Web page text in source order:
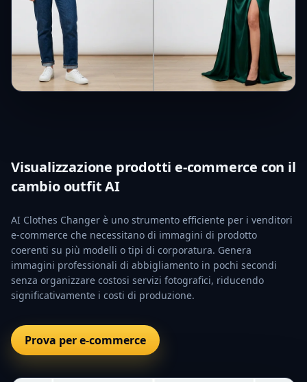
Visualizzazione prodotti e-commerce con il
cambio outfit AI
AI Clothes Changer è uno strumento efficiente per i venditori
e-commerce che necessitano di immagini di prodotto
coerenti su più modelli o tipi di corporatura. Genera
immagini professionali di abbigliamento in pochi secondi
senza organizzare costosi servizi fotografici, riducendo
significativamente i costi di produzione.
Prova per e-commerce